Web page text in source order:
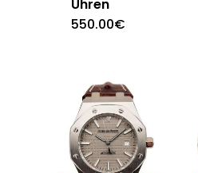
Uhren
550.00€